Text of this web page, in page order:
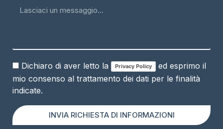
Dichiaro di aver letto la Privacy Policy
ed esprimo il
mio consenso al trattamento dei dati per le finalità
indicate.
INVIA RICHIESTA DI INFORMAZIONI